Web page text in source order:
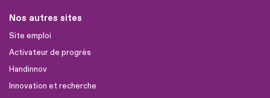
Nos autres sites
Site emploi
Activateur de progrès
Handinnov
Innovation et recherche